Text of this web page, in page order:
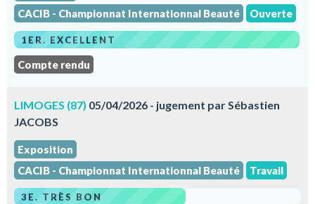
CACIB - Championnat Internationnal Beauté
Ouverte
1ER. EXCELLENT
Compte rendu
LIMOGES (87) 05/04/2026 - jugement par Sébastien
JACOBS
Exposition
CACIB - Championnat Internationnal Beauté
Travail
3E. TRÈS BON